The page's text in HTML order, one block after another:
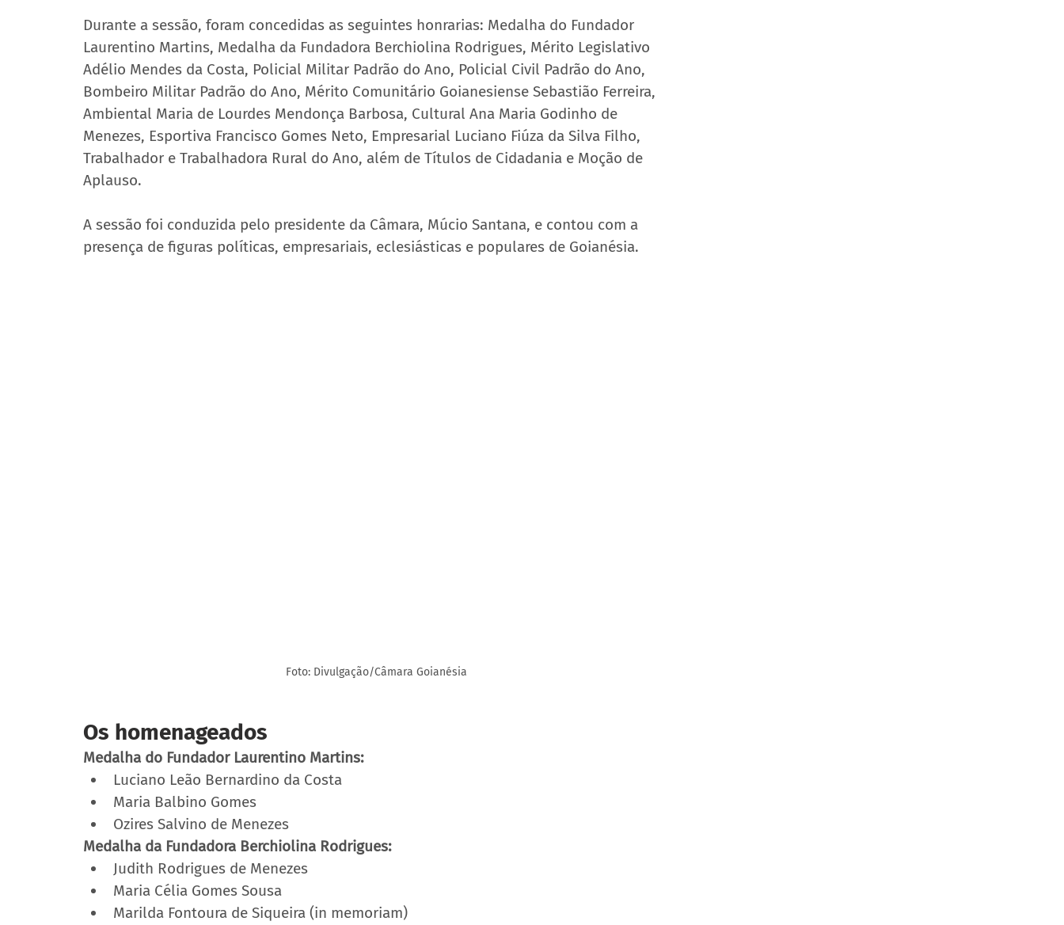
Durante a sessão, foram concedidas as seguintes honrarias: Medalha do Fundador
Laurentino Martins, Medalha da Fundadora Berchiolina Rodrigues, Mérito Legislativo
Adélio Mendes da Costa, Policial Militar Padrão do Ano, Policial Civil Padrão do Ano,
Bombeiro Militar Padrão do Ano, Mérito Comunitário Goianesiense Sebastião Ferreira,
Ambiental Maria de Lourdes Mendonça Barbosa, Cultural Ana Maria Godinho de
Menezes, Esportiva Francisco Gomes Neto, Empresarial Luciano Fiúza da Silva Filho,
Trabalhador e Trabalhadora Rural do Ano, além de Títulos de Cidadania e Moção de
Aplauso.
A sessão foi conduzida pelo presidente da Câmara, Múcio Santana, e contou com a
presença de figuras políticas, empresariais, eclesiásticas e populares de Goianésia.
Foto: Divulgação/Câmara Goianésia
Os homenageados
Medalha do Fundador Laurentino Martins:
Luciano Leão Bernardino da Costa
Maria Balbino Gomes
Ozires Salvino de Menezes
Medalha da Fundadora Berchiolina Rodrigues:
Judith Rodrigues de Menezes
Maria Célia Gomes Sousa
Marilda Fontoura de Siqueira (in memoriam)